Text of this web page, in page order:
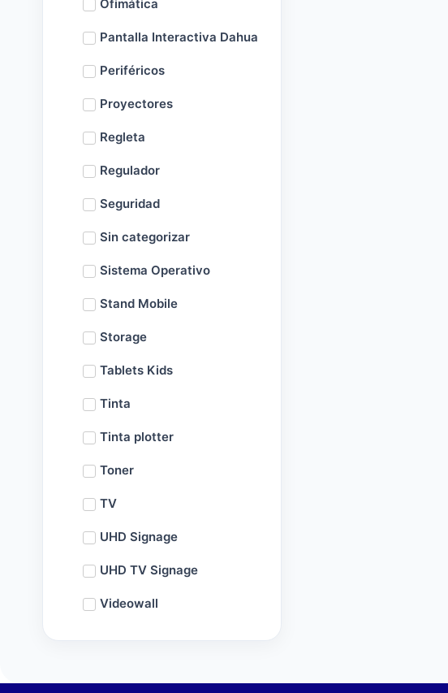
Ofimática
Pantalla Interactiva Dahua
Periféricos
Proyectores
Regleta
Regulador
Seguridad
Sin categorizar
Sistema Operativo
Stand Mobile
Storage
Tablets Kids
Tinta
Tinta plotter
Toner
TV
UHD Signage
UHD TV Signage
Videowall